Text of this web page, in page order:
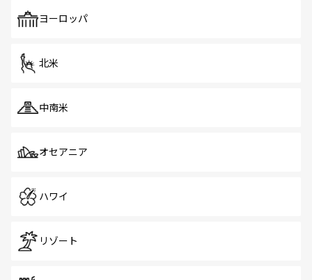
で、ホーカーズは地元の風情を楽しめる外せないスポット
ヨーロッパ
北米
中南米
オセアニア
ハワイ
リゾート